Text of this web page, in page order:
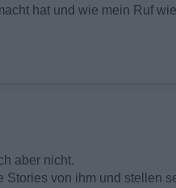
hat und wie mein Ruf
aber nicht.
von ihm und stellen